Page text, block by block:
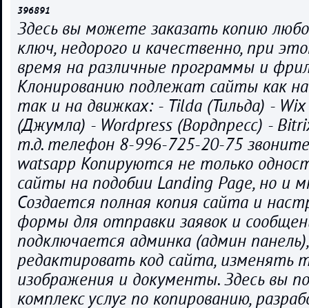
396891
Здесь вы можете заказать копию
ключ, недорого и качественно, при
время на различные программы и
Клонированию подлежат сайты как
так и на движках: - Tilda (Тильда) - Wix
(Джумла) - Wordpress (Вордпресс) -
т.д. телефон 8-996-725-20-75
watsapp Копируются не только
сайты на подобии Landing Page, но и
Создается полная копия сайта и
формы для отправки заявок и
подключается админка (админ
редактировать код сайта, изменять
изображения и документы. Здесь вы
комплекс услуг по копированию,